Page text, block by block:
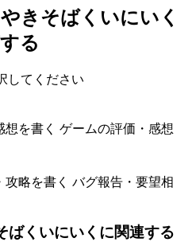
きそばくいにいく
る
してください
想を書く ゲームの評価・感想
略を書く バグ報告・要望相
くいにいくに関連する